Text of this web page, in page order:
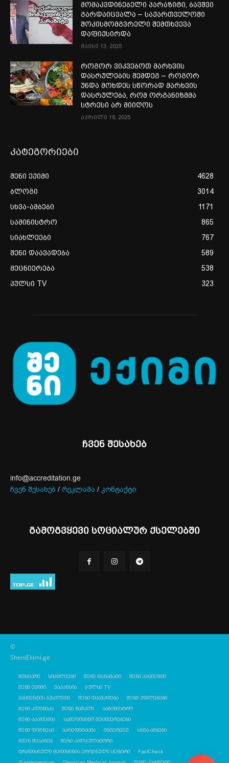
მომაკვდინებელი პარაზიტი, ბავშვი
გარდაიცვალა – საქართველოში
შოკისმომგვრელი შემთხვევა
დაფიქსირდა
მაისი 13, 2025
როგორ ვიკვებოთ მარხვის
დასრულების შემდეგ – როგორ
უნდა მოხდეს სწორად მარხვის
დასრულება, რომ ორგანიზმმა
სტრესი არ მიიღოს
აპრილი 18, 2025
კატეგორიები
შენი ექიმი
4628
ბლოგი
3014
სხვა-ამბები
1171
სამინისტრო
865
სიახლეები
767
შენი დაავადება
589
მეცნიერება
538
პულსი TV
323
ჩვენ შესახებ
info@accreditation.ge
ჩვენ შესახებ / რეკლამა / კონტაქტი
გამოგვყევი სოციალურ ქსელებში
©
SheniEkimi.ge
მთავარი სიახლეები შენი დანამატი
შენი პაციენტი
შენი ექიმი
ვაკანსია
პულსი TV
პაციენტის ბუკლეტი
შენი დაავადება
შენი უფლებები
შენი კლინიკა
შენი წამალი
სამინისტრო
შენი აკადემია
სამედიცინო მეცნიერებები
შენი ფიტნესი
აკრედიტაცია ინტერვიუ
სხვა-ამბები
ჩვენ შესახებ
შენი კალკულატორი
ტრადიციული მედიცინის ეროვნული ცენტრი
FactCheck